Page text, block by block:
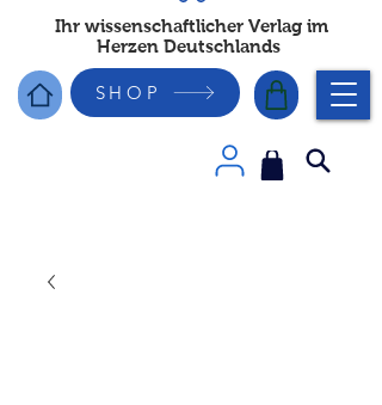
Ihr wissenschaftlicher Verlag im
Herzen Deutschlands
SHOP